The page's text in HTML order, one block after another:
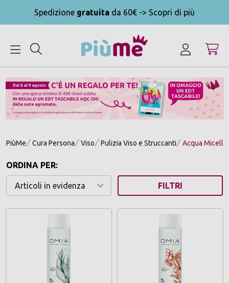
Spedizione gratuita da 60€ -> Scopri di più
PiùMe Cura Persona Viso Pulizia Viso e Struccanti Acqua
ORDINA PER:
FILTRI